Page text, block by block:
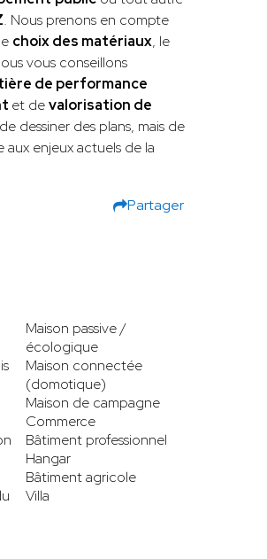
. Nous prenons en compte
choix des matériaux, le
vous conseillons
de performance
et devalorisation de
dessiner des plans, mais de
enjeux actuels de la
Partager
Maison passive /
écologique
Maison connectée
(domotique)
Maison de campagne
Commerce
Bâtiment professionnel
Hangar
Bâtiment agricole
Villa